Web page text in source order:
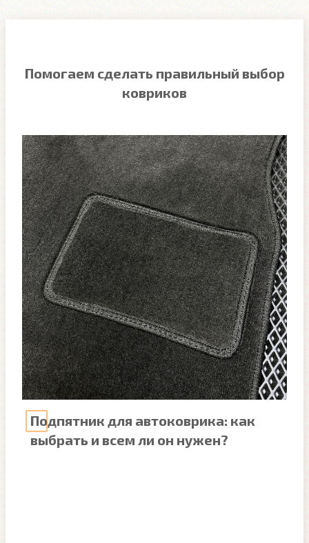
Помогаем сделать правильный выбор
ковриков
Подпятник для автоковрика: как
выбрать и всем ли он нужен?